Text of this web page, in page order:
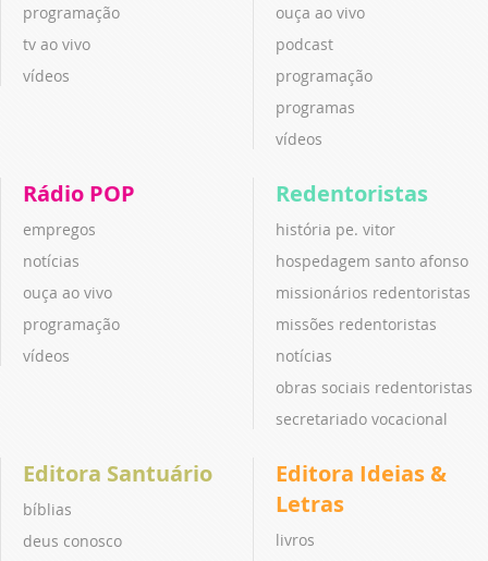
programação
tv ao vivo
vídeos
ouça ao vivo
podcast
programação
programas
vídeos
Rádio POP
empregos
notícias
ouça ao vivo
programação
vídeos
Redentoristas
história pe. vitor
hospedagem santo afonso
missionários redentoristas
missões redentoristas
notícias
obras sociais redentoristas
secretariado vocacional
Editora Santuário
bíblias
deus conosco
Editora Ideias &
Letras
livros